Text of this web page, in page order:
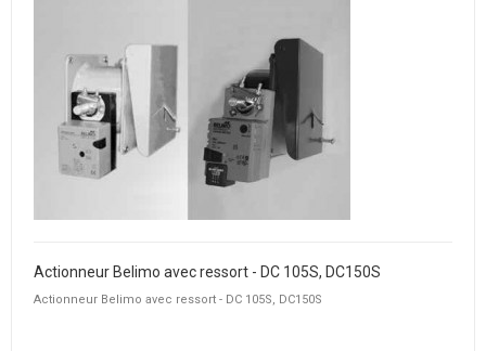
Actionneur Belimo avec ressort - DC 105S, DC150S
Actionneur Belimo avec ressort - DC 105S, DC150S